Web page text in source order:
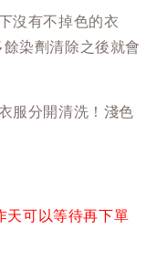
沒有不掉色的衣
染劑清除之後就會
服分開清洗！淺色
天可以等待再下單